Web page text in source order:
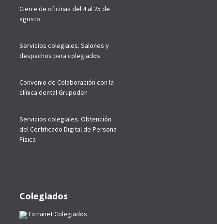
Cierre de oficinas del 4 al 25 de
agosto
Servicios colegiales. Salones y
despachos para colegiados
Convenio de Colaboración con la
clínica dental Grupoden
Servicios colegiales. Obtención
del Certificado Digital de Persona
Física
Colegiados
Extranet Colegiados